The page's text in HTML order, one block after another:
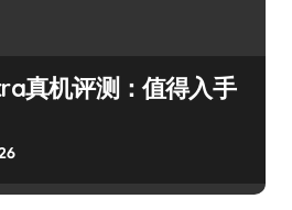
真机评测：值得入手